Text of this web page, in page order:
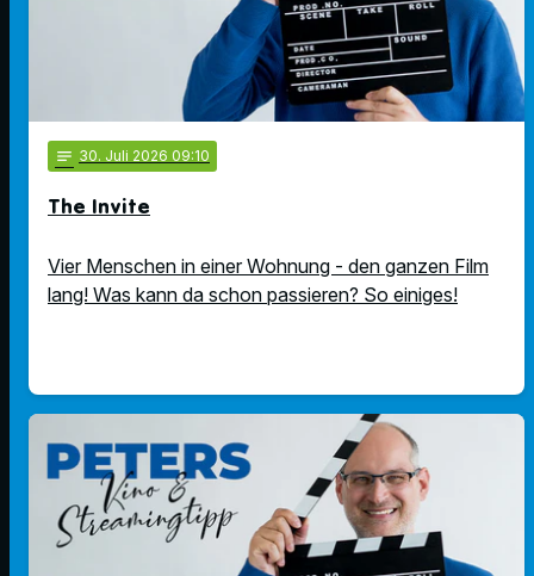
notes 30. Juli 2026 09:10
The Invite
Vier Menschen in einer Wohnung - den ganzen Film
lang! Was kann da schon passieren? So einiges!